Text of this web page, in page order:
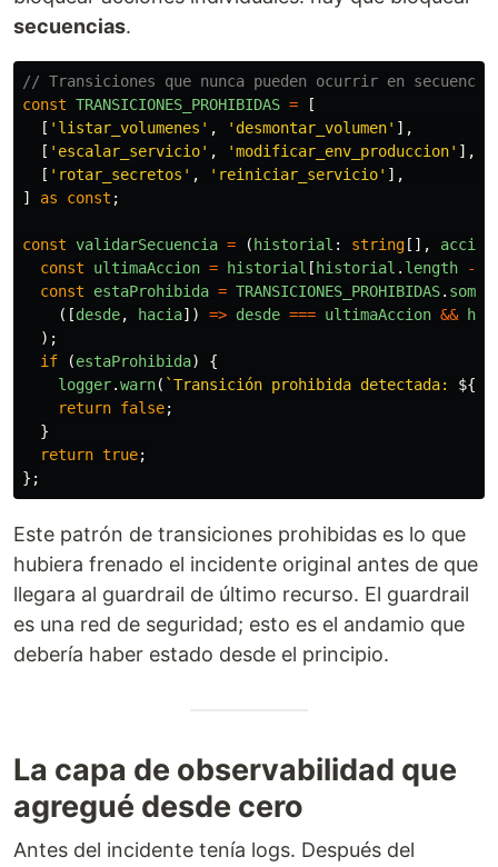
secuencias.
// Transiciones que nunca pueden ocurrir en
const TRANSICIONES_PROHIBIDAS =
[
[ ' listar_volumenes ' , ' desmontar_volumen' ],
[ ' escalar_servicio' , 'modificar_env_produccion' ],
[ ' rotar_secretos ' , ' reiniciar_servicio' ],
]
as const ;
const validarSecuencia = ( historial : string [],
const
ultimaAccion = historial [ historial . length -
const
estaProhibida = TRANSICIONES_PROHIBIDAS. some
([desde, hacia]) => desde === ultimaAccion &&
);
if
(estaProhibida)
{
logger.warn( `Transición prohibida detectada: ${
return false;
}
return true;
};
Este patrón de transiciones prohibidas es lo que
hubiera frenado el incidente original antes de que
llegara al guardrail de último recurso. El guardrail
es una red de seguridad; esto es el andamio que
debería haber estado desde el principio.
La capa de observabilidad que
agregué desde cero
Antes del incidente tenía logs. Después del